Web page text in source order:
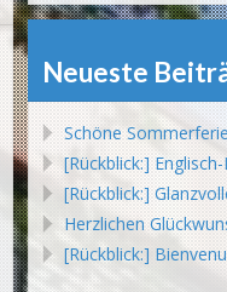
Neueste
Schöne
[Rückblick:]
[Rückblick:]
Herzlichen
[Rückblick:]